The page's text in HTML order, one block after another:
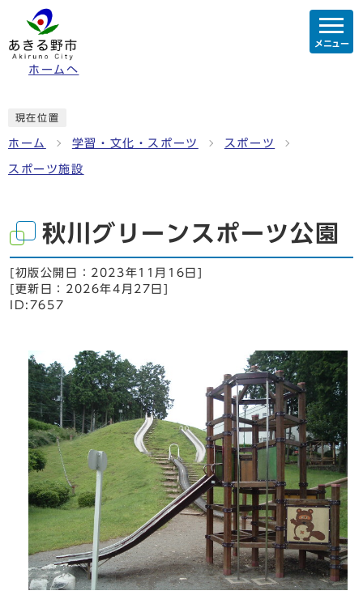
ホームへ
メニュー
現在位置
ホーム 学習・文化・スポーツ スポーツ
スポーツ施設
秋川グリーンスポーツ公園
[初版公開日： 2023年11月16日
[更新日： 2026年4月27日
ID:7657